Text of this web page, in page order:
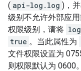
( api-log.log )，
级别不允许外部应
权限级别，请将
true 。当此属性为
文件权限设置为
则权限默认为 0600。